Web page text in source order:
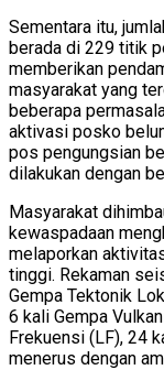
Sementara itu,
berada di 229 titik
memberikan
masyarakat yang
beberapa
aktivasi posko
pos pengungsian
dilakukan dengan
Masyarakat
kewaspadaan
melaporkan
tinggi. Rekaman
Gempa Tektonik
6 kali Gempa
Frekuensi (LF), 24
menerus dengan